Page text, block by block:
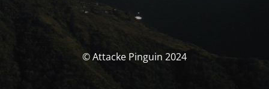
© Attacke Pinguin 2024